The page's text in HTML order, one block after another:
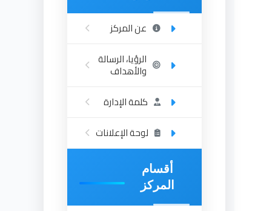
عن المركز
الرؤيا، الرسالة
والأهداف
كلمة الإدارة
لوحة الإعلانات
أقسام
المركز